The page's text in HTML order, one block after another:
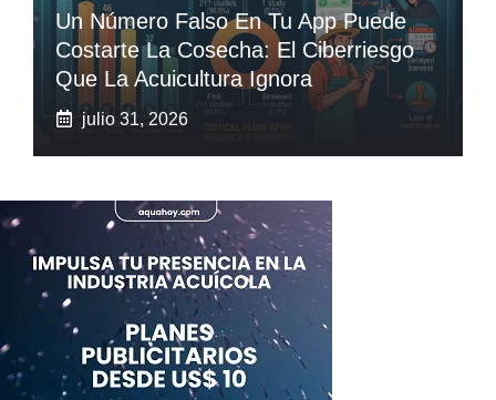
Un Número Falso En Tu App Puede
Costarte La Cosecha: El Ciberriesgo
Que La Acuicultura Ignora
julio 31, 2026